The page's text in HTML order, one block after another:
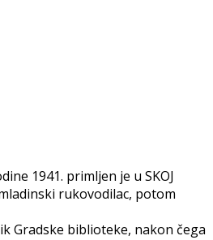
1941. primljen je u SKOJ
rukovodilac, potom
Gradske biblioteke, nakon čega